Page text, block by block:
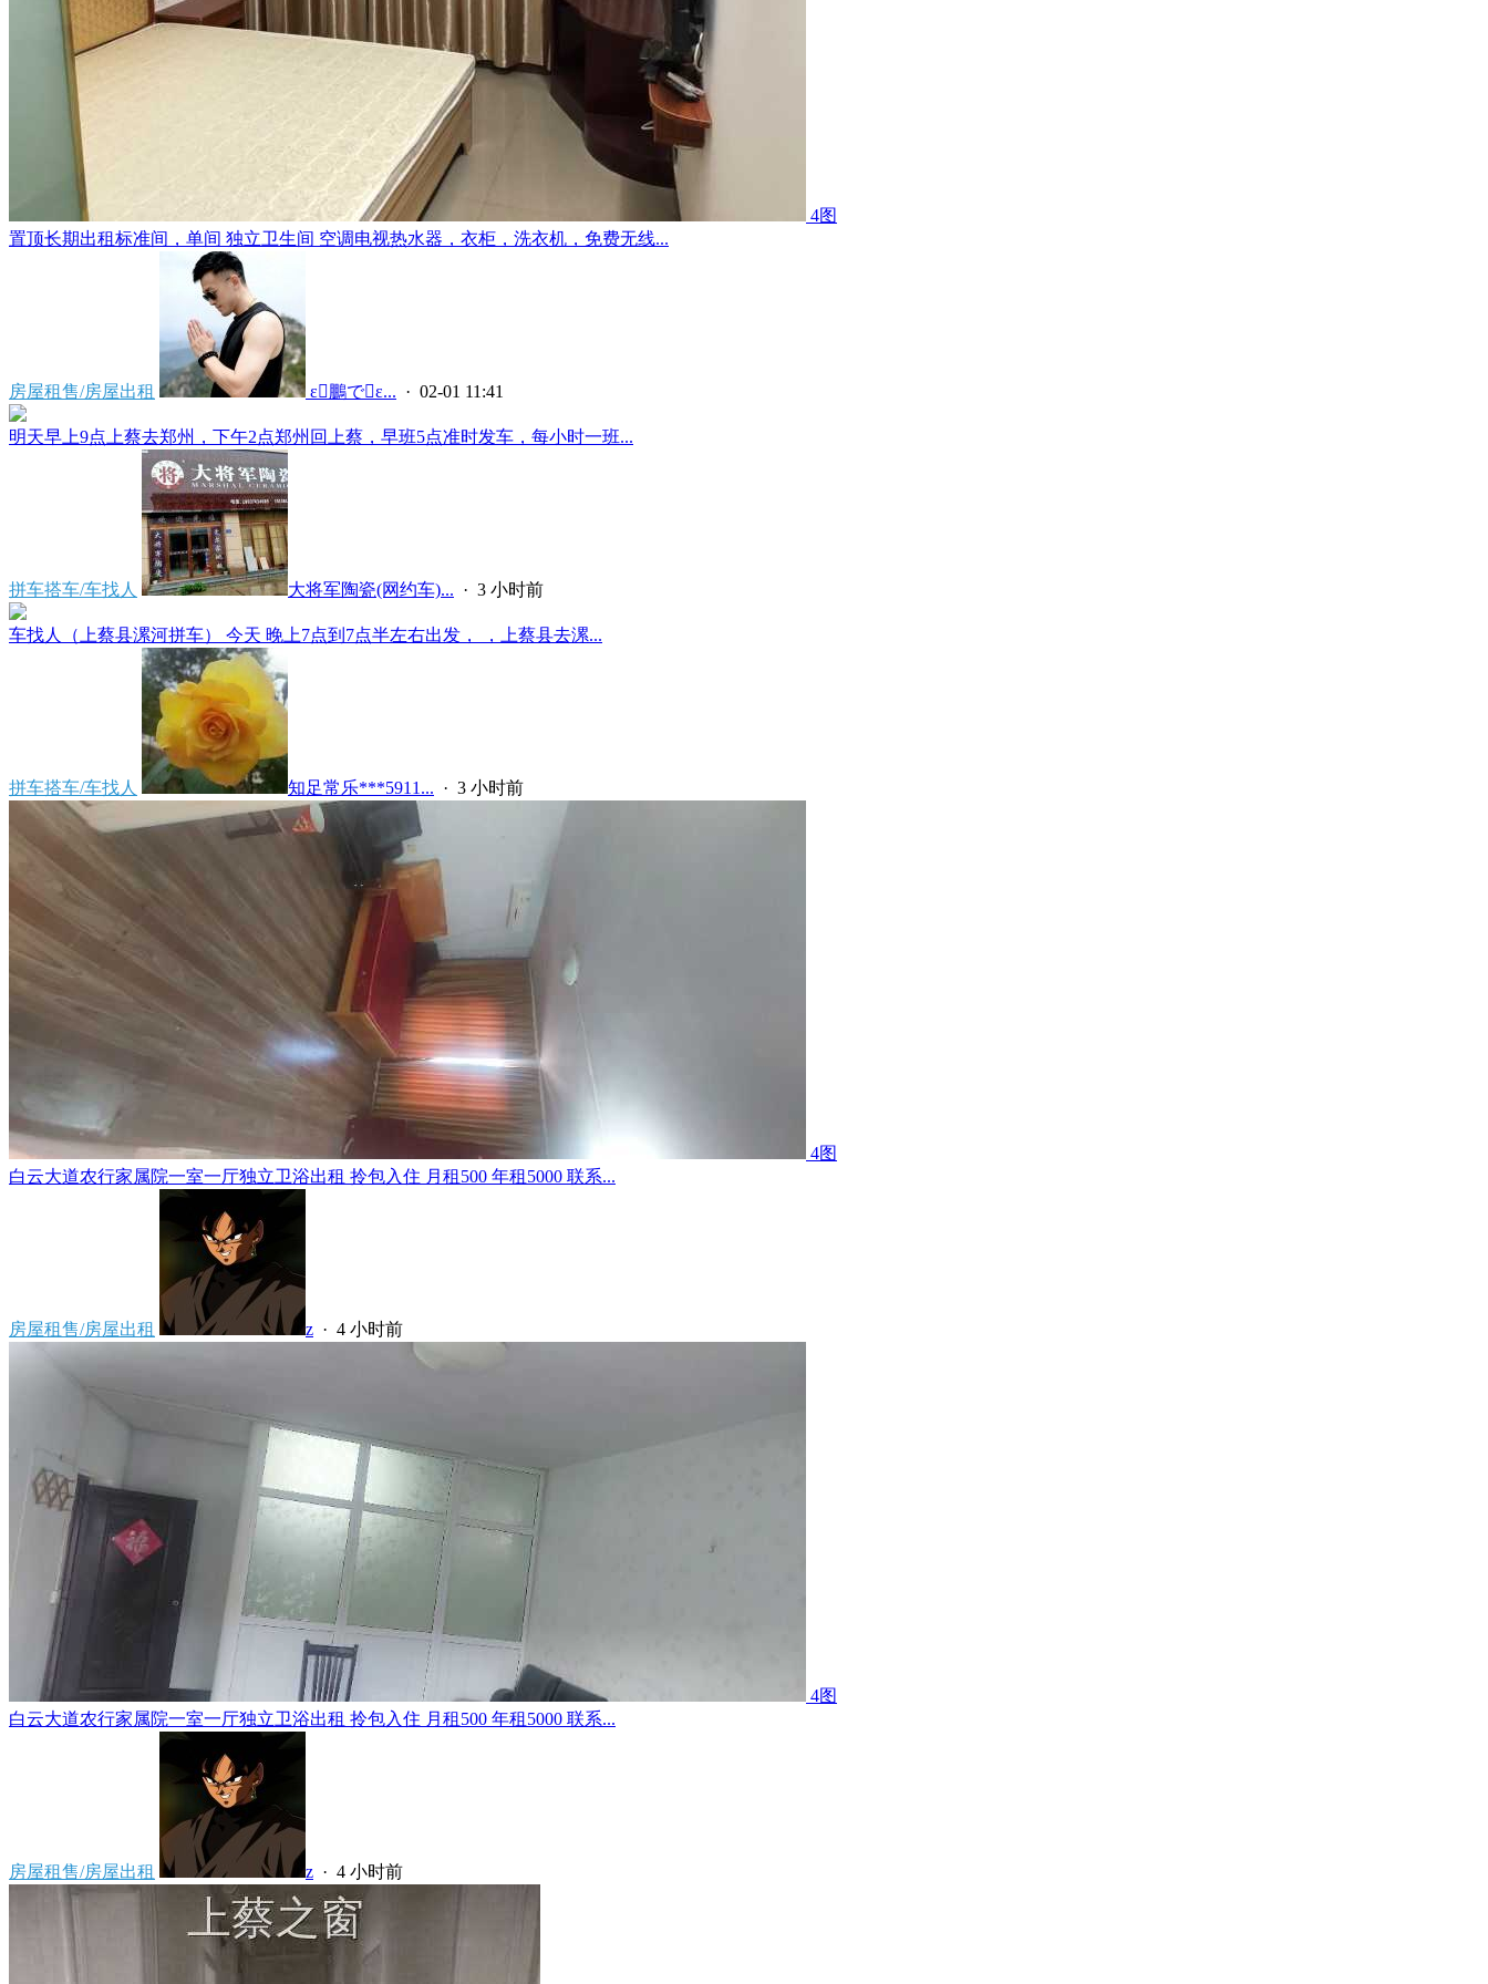
4图
置顶长期出租标准间，单间 独立卫生间 空调电视热水器，衣柜，洗衣机，免费无线...
房屋租售/房屋出租  ε鵬でε... · 02-01 11:41
明天早上9点上蔡去郑州，下午2点郑州回上蔡，早班5点准时发车，每小时一班...
拼车搭车/车找人 大将军陶瓷(网约车)... · 3 小时前
车找人（上蔡县漯河拼车） 今天 晚上7点到7点半左右出发， ，上蔡县去漯...
拼车搭车/车找人 知足常乐***5911... · 3 小时前
4图
白云大道农行家属院一室一厅独立卫浴出租 拎包入住 月租500 年租5000 联系...
房屋租售/房屋出租 z · 4 小时前
4图
白云大道农行家属院一室一厅独立卫浴出租 拎包入住 月租500 年租5000 联系...
房屋租售/房屋出租 z · 4 小时前